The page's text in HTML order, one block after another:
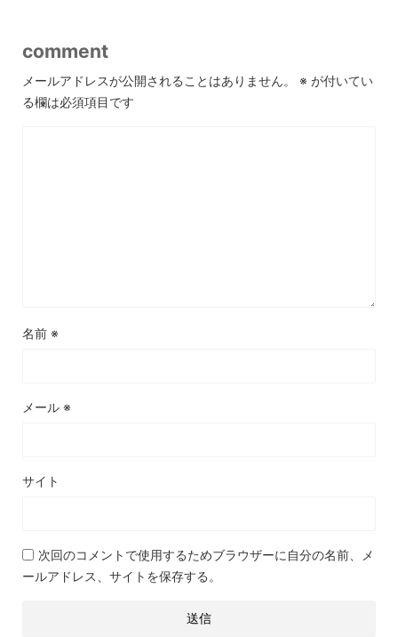
comment
メールアドレスが公開されることはありません。 ※ が付いてい
る欄は必須項目です
名前 ※
メール ※
サイト
次回のコメントで使用するためブラウザーに自分の名前、メ
ールアドレス、サイトを保存する。